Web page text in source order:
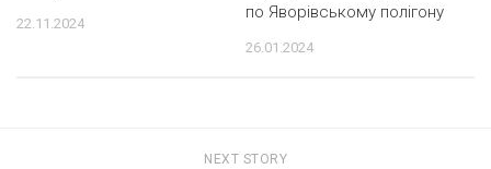
22.11.2024
по Яворівському полігону
26.01.2024
NEXT STORY